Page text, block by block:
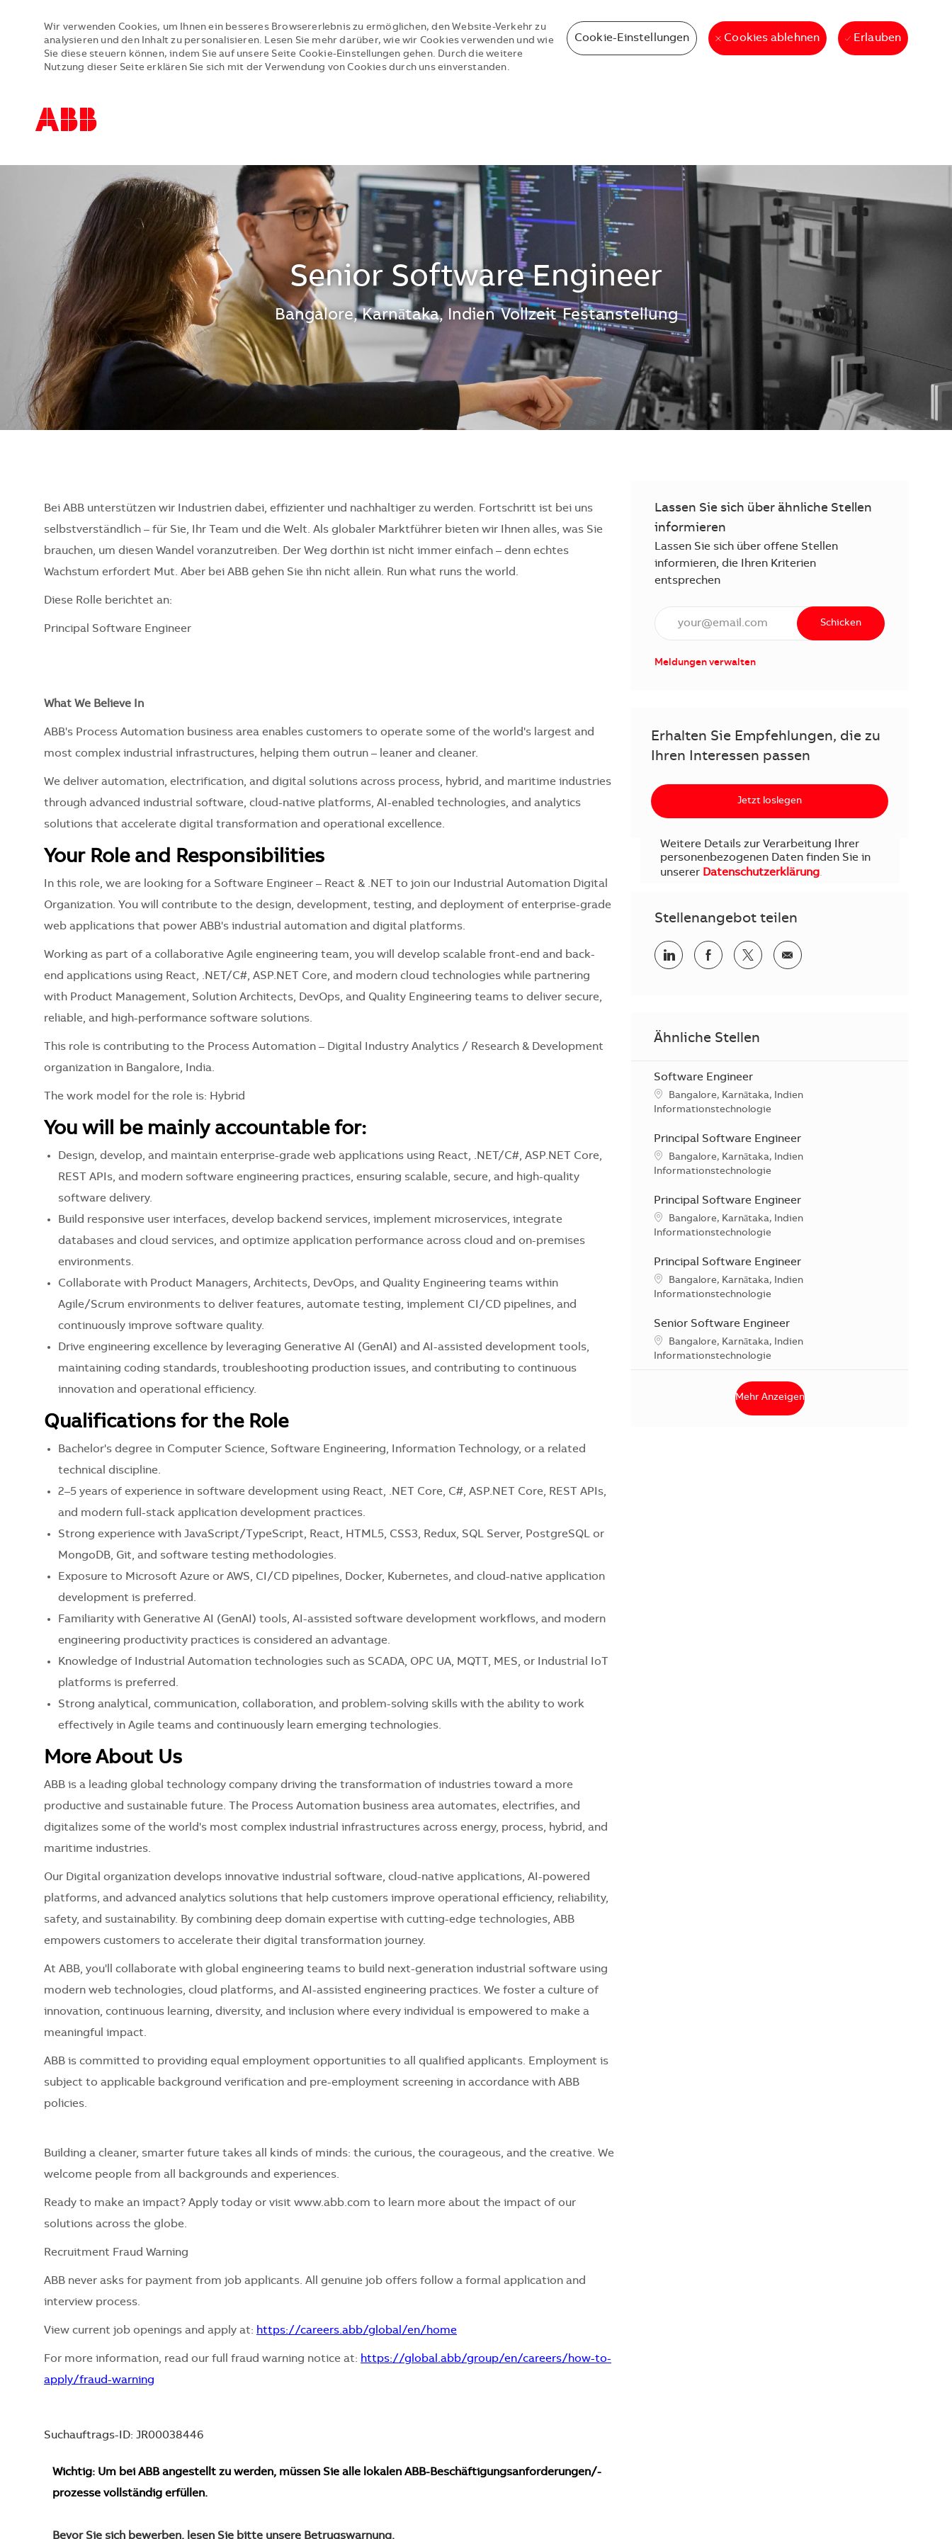
Wir verwenden Cookies, um Ihnen ein besseres Browsererlebnis zu ermöglichen, den Website-Verkehr zu
analysieren und den Inhalt zu personalisieren. Lesen Sie mehr darüber, wie wir Cookies verwenden und wie
Sie diese steuern können, indem Sie auf unsere Seite Cookie-Einstellungen gehen. Durch die weitere
Nutzung dieser Seite erklären Sie sich mit der Verwendung von Cookies durch uns einverstanden.
Cookie-Einstellungen Cookies ablehnen Erlauben
Senior Software Engineer
Standort
Bangalore, Karnātaka, Indien Vollzeit Festanstellung
Bei ABB unterstützen wir Industrien dabei, effizienter und nachhaltiger zu werden. Fortschritt ist bei uns
selbstverständlich – für Sie, Ihr Team und die Welt. Als globaler Marktführer bieten wir Ihnen alles, was Sie
brauchen, um diesen Wandel voranzutreiben. Der Weg dorthin ist nicht immer einfach – denn echtes
Wachstum erfordert Mut. Aber bei ABB gehen Sie ihn nicht allein. Run what runs the world.
Diese Rolle berichtet an:
Principal Software Engineer
What We Believe In
ABB's Process Automation business area enables customers to operate some of the world's largest and
most complex industrial infrastructures, helping them outrun – leaner and cleaner.
We deliver automation, electrification, and digital solutions across process, hybrid, and maritime industries
through advanced industrial software, cloud-native platforms, AI-enabled technologies, and analytics
solutions that accelerate digital transformation and operational excellence.
Your Role and Responsibilities
In this role, we are looking for a Software Engineer – React & .NET to join our Industrial Automation Digital
Organization. You will contribute to the design, development, testing, and deployment of enterprise-grade
web applications that power ABB's industrial automation and digital platforms.
Working as part of a collaborative Agile engineering team, you will develop scalable front-end and back-
end applications using React, .NET/C#, ASP.NET Core, and modern cloud technologies while partnering
with Product Management, Solution Architects, DevOps, and Quality Engineering teams to deliver secure,
reliable, and high-performance software solutions.
This role is contributing to the Process Automation – Digital Industry Analytics / Research & Development
organization in Bangalore, India.
The work model for the role is: Hybrid
You will be mainly accountable for:
Design, develop, and maintain enterprise-grade web applications using React, .NET/C#, ASP.NET Core,
REST APIs, and modern software engineering practices, ensuring scalable, secure, and high-quality
software delivery.
Build responsive user interfaces, develop backend services, implement microservices, integrate
databases and cloud services, and optimize application performance across cloud and on-premises
environments.
Collaborate with Product Managers, Architects, DevOps, and Quality Engineering teams within
Agile/Scrum environments to deliver features, automate testing, implement CI/CD pipelines, and
continuously improve software quality.
Drive engineering excellence by leveraging Generative AI (GenAI) and AI-assisted development tools,
maintaining coding standards, troubleshooting production issues, and contributing to continuous
innovation and operational efficiency.
Qualifications for the Role
Bachelor's degree in Computer Science, Software Engineering, Information Technology, or a related
technical discipline.
2–5 years of experience in software development using React, .NET Core, C#, ASP.NET Core, REST APIs,
and modern full-stack application development practices.
Strong experience with JavaScript/TypeScript, React, HTML5, CSS3, Redux, SQL Server, PostgreSQL or
MongoDB, Git, and software testing methodologies.
Exposure to Microsoft Azure or AWS, CI/CD pipelines, Docker, Kubernetes, and cloud-native application
development is preferred.
Familiarity with Generative AI (GenAI) tools, AI-assisted software development workflows, and modern
engineering productivity practices is considered an advantage.
Knowledge of Industrial Automation technologies such as SCADA, OPC UA, MQTT, MES, or Industrial IoT
platforms is preferred.
Strong analytical, communication, collaboration, and problem-solving skills with the ability to work
effectively in Agile teams and continuously learn emerging technologies.
More About Us
ABB is a leading global technology company driving the transformation of industries toward a more
productive and sustainable future. The Process Automation business area automates, electrifies, and
digitalizes some of the world's most complex industrial infrastructures across energy, process, hybrid, and
maritime industries.
Our Digital organization develops innovative industrial software, cloud-native applications, AI-powered
platforms, and advanced analytics solutions that help customers improve operational efficiency, reliability,
safety, and sustainability. By combining deep domain expertise with cutting-edge technologies, ABB
empowers customers to accelerate their digital transformation journey.
At ABB, you'll collaborate with global engineering teams to build next-generation industrial software using
modern web technologies, cloud platforms, and AI-assisted engineering practices. We foster a culture of
innovation, continuous learning, diversity, and inclusion where every individual is empowered to make a
meaningful impact.
ABB is committed to providing equal employment opportunities to all qualified applicants. Employment is
subject to applicable background verification and pre-employment screening in accordance with ABB
policies.
Building a cleaner, smarter future takes all kinds of minds: the curious, the courageous, and the creative. We
welcome people from all backgrounds and experiences.
Ready to make an impact? Apply today or visit www.abb.com to learn more about the impact of our
solutions across the globe.
Recruitment Fraud Warning
ABB never asks for payment from job applicants. All genuine job offers follow a formal application and
interview process.
View current job openings and apply at: https://careers.abb/global/en/home
For more information, read our full fraud warning notice at: https://global.abb/group/en/careers/how-to-
apply/fraud-warning
Suchauftrags-ID: JR00038446
Wichtig: Um bei ABB angestellt zu werden, müssen Sie alle lokalen ABB-Beschäftigungsanforderungen/-
prozesse vollständig erfüllen.
Bevor Sie sich bewerben, lesen Sie bitte unsere Betrugswarnung.
Lassen Sie sich über ähnliche Stellen
informieren
Lassen Sie sich über offene Stellen
informieren, die Ihren Kriterien
entsprechen
E-Mail Adresse eingeben (erforderlich)
Schicken
Meldungen verwalten
Erhalten Sie Empfehlungen, die zu
Ihren Interessen passen
Jetzt loslegen
Weitere Details zur Verarbeitung Ihrer
personenbezogenen Daten finden Sie in
unserer Datenschutzerklärung.
Stellenangebot teilen
Teilen via LinkedInTeilen via Facebook
Teilen via Twitter
Teilen via E-Mail
Ähnliche Stellen
Software Engineer
Standort
Bangalore, Karnātaka, Indien
Kategorie
Informationstechnologie
Principal Software Engineer
Standort
Bangalore, Karnātaka, Indien
Kategorie
Informationstechnologie
Principal Software Engineer
Standort
Bangalore, Karnātaka, Indien
Kategorie
Informationstechnologie
Principal Software Engineer
Standort
Bangalore, Karnātaka, Indien
Kategorie
Informationstechnologie
Senior Software Engineer
Standort
Bangalore, Karnātaka, Indien
Kategorie
Informationstechnologie
Mehr Anzeigen